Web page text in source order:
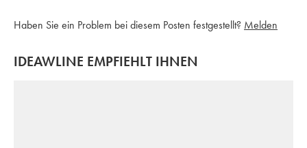
Haben Sie ein Problem bei diesem Posten festgestellt? Melden
IDEAWLINE EMPFIEHLT IHNEN